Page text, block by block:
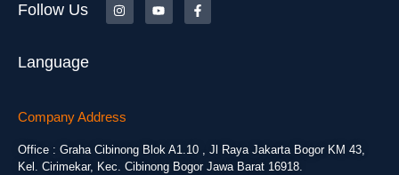
Follow Us
Language
Company Address
Office : Graha Cibinong Blok A1.10 , Jl Raya Jakarta Bogor KM 43,
Kel. Cirimekar, Kec. Cibinong Bogor Jawa Barat 16918.